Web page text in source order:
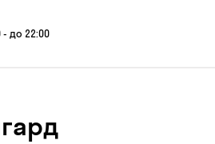
- до 22:00